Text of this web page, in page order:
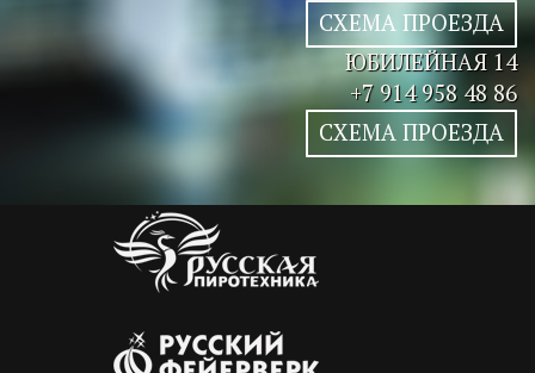
СХЕМА ПРОЕЗДА
ЮБИЛЕЙНАЯ 14
+7 914 958 48 86
СХЕМА ПРОЕЗДА